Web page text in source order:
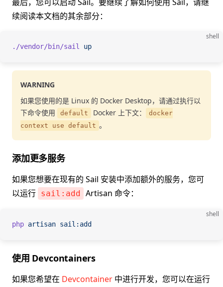
续阅读本文档的其余部分：
shell
./vendor/bin/sail up
WARNING
如果您使用的是 Linux 的 Docker Desktop，请通过执行以
下命令使用
default Docker 上下文：
docker
context use default 。
添加更多服务
如果您想要在现有的 Sail 安装中添加额外的服务，您可
以运行 sail:add Artisan 命令：
shell
php artisan sail:add
使用 Devcontainers
如果您希望在 Devcontainer 中进行开发，您可以在运行